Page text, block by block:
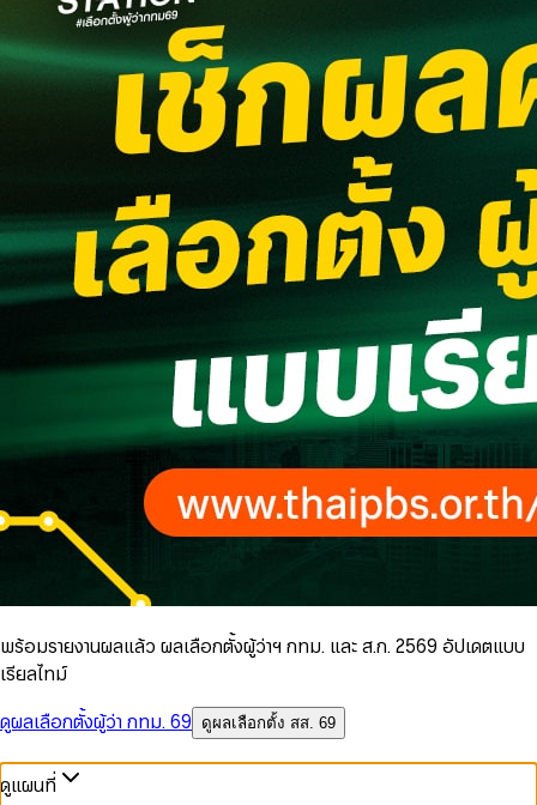
พร้อมรายงานผลแล้ว ผลเลือกตั้งผู้ว่าฯ กทม. และ ส.ก. 2569 อัปเดตแบบ
เรียลไทม์
ดูผลเลือกตั้งผู้ว่า กทม. 69
ดูผลเลือกตั้ง สส. 69
ดูแผนที่